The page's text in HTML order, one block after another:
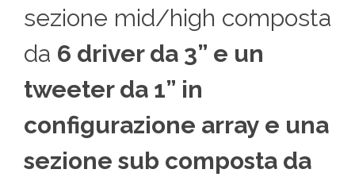
sezione mid/high composta
da 6 driver da 3” e un
tweeter da 1” in
configurazione array e una
sezione sub composta da